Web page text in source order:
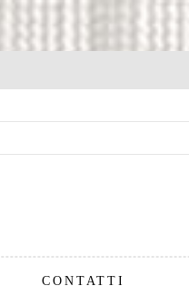
CONTATTI